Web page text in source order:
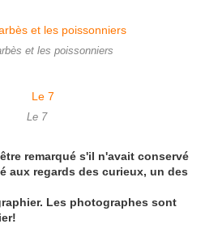
et les poissonniers
Le 7
remarqué s'il n'avait conservé
aux regards des curieux, un des
Les photographes sont